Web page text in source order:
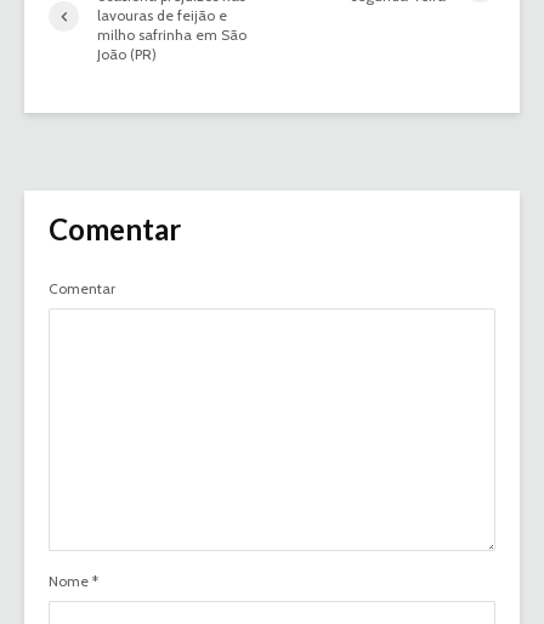
lavouras de feijão e
milho safrinha em São
João (PR)
Comentar
Comentar
Nome *